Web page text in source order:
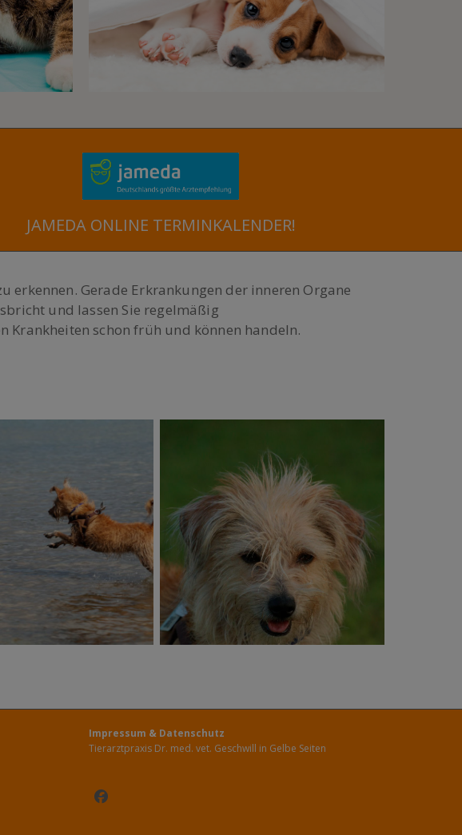
JAMEDA ONLINE TERMINKALENDER!
Gerade Erkrankungen der inneren Organe
und lassen Sie regelmäßig
Krankheiten schon früh und können handeln.
Impressum & Datenschutz
Tierarztpraxis Dr. med. vet. Geschwill in Gelbe Seiten